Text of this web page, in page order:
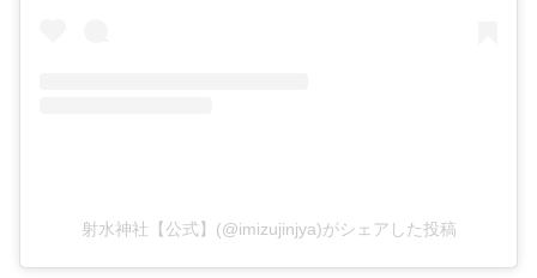
射水神社【公式】(@imizujinjya)がシェアした投稿